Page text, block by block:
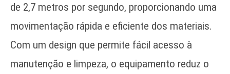
de 2,7 metros por segundo, proporcionando uma
movimentação rápida e eficiente dos materiais.
Com um design que permite fácil acesso à
manutenção e limpeza, o equipamento reduz o